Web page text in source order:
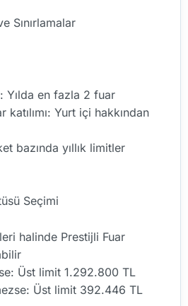
Sınırlamalar
Yılda en fazla 2 fuar
katılımı: Yurt içi hakkından
bazında yıllık limitler
Seçimi
halinde Prestijli Fuar
Üst limit 1.292.800 TL
Üst limit 392.446 TL